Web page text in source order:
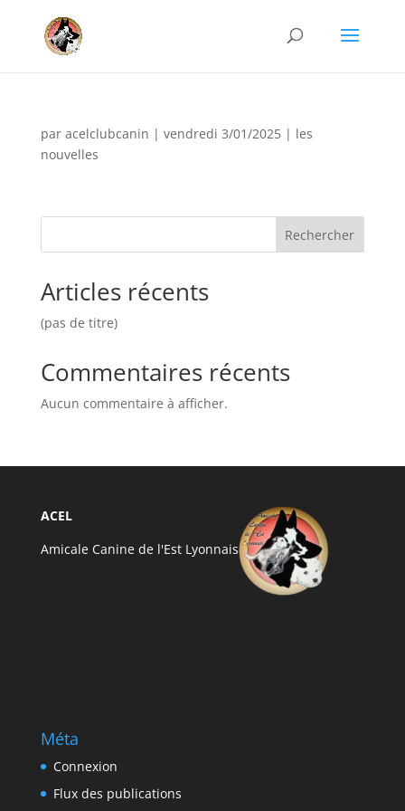
par acelclubcanin | vendredi 3/01/2025| les
nouvelles
Rechercher
Articles récents
(pas de titre)
Commentaires récents
Aucun commentaire à afficher.
ACEL
Amicale Canine de l'Est Lyonnais
Méta
Connexion
Flux des publications